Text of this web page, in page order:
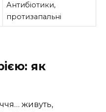
Антибіотики,
протизапальні
як
живуть,